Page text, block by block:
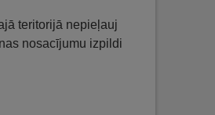
teritorijā nepieļauj
nosacījumu izpildi